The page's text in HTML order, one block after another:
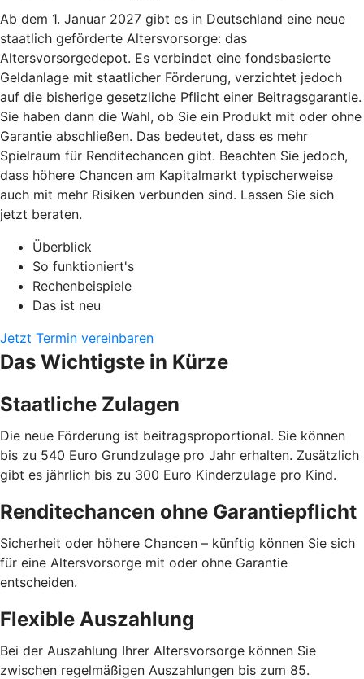
Ab dem 1. Januar 2027 gibt es in Deutschland eine neue
staatlich geförderte Altersvorsorge: das
Altersvorsorgedepot. Es verbindet eine fondsbasierte
Geldanlage mit staatlicher Förderung, verzichtet jedoch
auf die bisherige gesetzliche Pflicht einer Beitragsgarantie.
Sie haben dann die Wahl, ob Sie ein Produkt mit oder ohne
Garantie abschließen. Das bedeutet, dass es mehr
Spielraum für Renditechancen gibt. Beachten Sie jedoch,
dass höhere Chancen am Kapitalmarkt typischerweise
auch mit mehr Risiken verbunden sind. Lassen Sie sich
jetzt beraten.
Überblick
So funktioniert's
Rechenbeispiele
Das ist neu
Jetzt Termin vereinbaren
Das Wichtigste in Kürze
Staatliche Zulagen
Die neue Förderung ist beitragsproportional. Sie können
bis zu 540 Euro Grundzulage pro Jahr erhalten. Zusätzlich
gibt es jährlich bis zu 300 Euro Kinderzulage pro Kind.
Renditechancen ohne Garantiepflicht
Sicherheit oder höhere Chancen – künftig können Sie sich
für eine Altersvorsorge mit oder ohne Garantie
entscheiden.
Flexible Auszahlung
Bei der Auszahlung Ihrer Altersvorsorge können Sie
zwischen regelmäßigen Auszahlungen bis zum 85.